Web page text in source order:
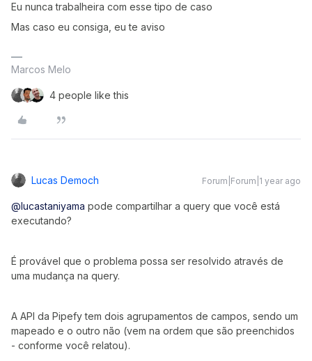
Eu nunca trabalheira com esse tipo de caso
Mas caso eu consiga, eu te aviso
Marcos Melo
4 people like this
Lucas Democh Forum|Forum|1 year ago
@lucastaniyama pode compartilhar a query que você está
executando?
É provável que o problema possa ser resolvido através de
uma mudança na query.
A API da Pipefy tem dois agrupamentos de campos, sendo um
mapeado e o outro não (vem na ordem que são preenchidos
- conforme você relatou).